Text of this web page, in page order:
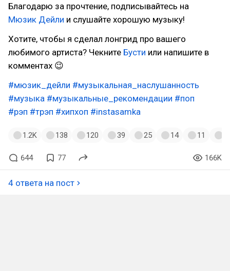
Благодарю за прочтение, подписывайтесь на
Мюзик Дейли и слушайте хорошую музыку!
Хотите, чтобы я сделал лонгрид про вашего
любимого артиста? Чекните Бусти или напишите в
комментах 😉
#мюзик_дейли #музыкальная_наслушанность
#музыка #музыкальные_рекомендации #поп
#рэп #трэп #хипхоп #instasamka
1.2K 138 120 39 25 14 11
644 77 166K
4 ответа на пост